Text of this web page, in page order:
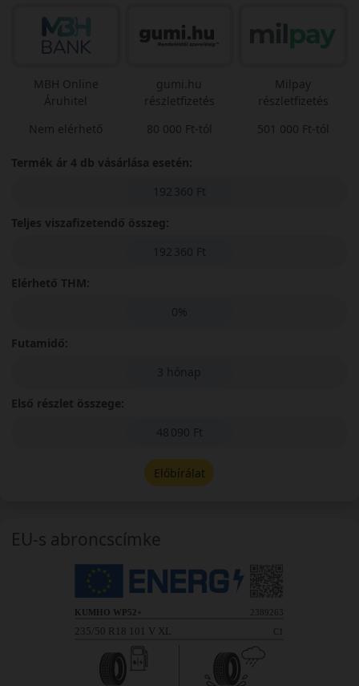
MBH Online
Áruhitel
Nem elérhető
gumi.hu
részletfizetés
80 000 Ft-tól
Milpay
részletfizetés
501 000 Ft-tól
Termék ár 4 db vásárlása esetén:
192 360 Ft
Teljes viszafizetendő összeg:
192 360 Ft
Elérhető THM:
0%
Futamidő:
3 hónap
Első részlet összege:
48 090 Ft
Előbírálat
EU-s abroncscímke